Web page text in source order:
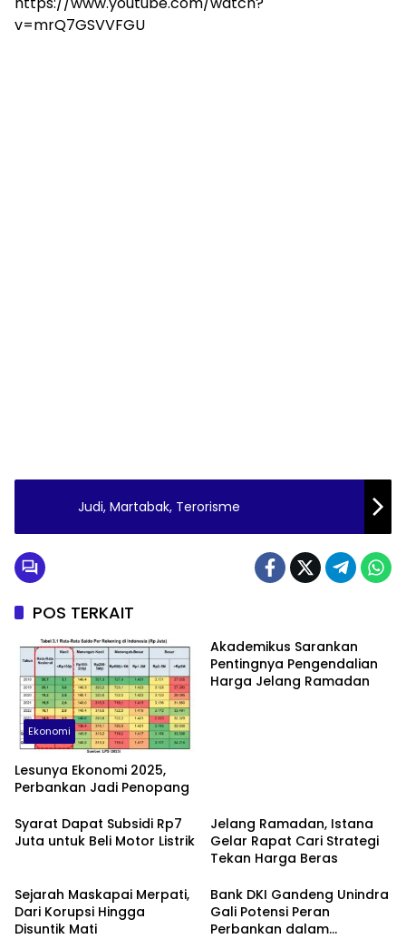
v=mrQ7GSVVFGU
Judi, Martabak, Terorisme
POS TERKAIT
Ekonomi
Lesunya Ekonomi 2025,
Perbankan Jadi Penopang
Akademikus Sarankan
Pentingnya Pengendalian
Harga Jelang Ramadan
Syarat Dapat Subsidi Rp7
Juta untuk Beli Motor Listrik
Jelang Ramadan, Istana
Gelar Rapat Cari Strategi
Tekan Harga Beras
Sejarah Maskapai Merpati,
Dari Korupsi Hingga
Disuntik Mati
Bank DKI Gandeng Unindra
Gali Potensi Peran
Perbankan dalam